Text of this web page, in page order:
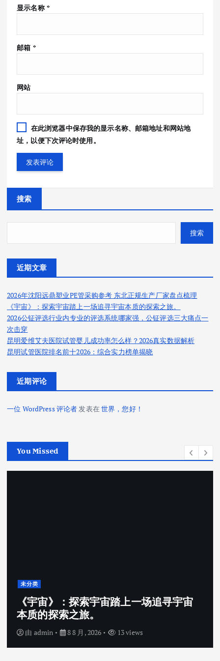
显示名称 *
邮箱 *
网站
在此浏览器中保存我的显示名称、邮箱地址和网站地
址，以便下次评论时使用。
搜索
搜索
近期文章
2026年沈阳远鼎塑业PE管采购参考 东北正规生产厂家盘点梳理
《宇宙》：探索宇宙踏上一场追寻宇宙本质的探索之旅。
2026公钲评选行业内专业的评选系统哪家强，公钲评选三大痛点一
次击穿
昆明爱维艾夫医院试管婴儿成功率怎么样？2026真实数据解析
昆明试管医院排名前十2026：综合实力榜单揭晓
近期评论
一位 WordPress 评论者发表在世界，您好！
You Missed
场追寻宇宙
2026公钲评选行业内
由admin